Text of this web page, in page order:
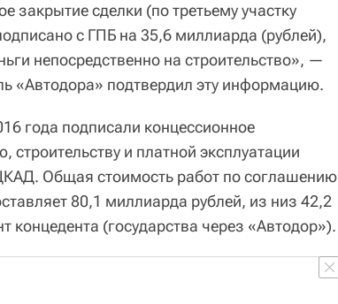
закрытие сделки (по третьему участку
с ГПБ на 35,6 миллиарда (рублей),
непосредственно на строительство», —
«Автодора» подтвердил эту информацию.
года подписали концессионное
и платной эксплуатации
Общая стоимость работ по соглашению
80,1 миллиарда рублей, из низ 42,2
(государства через «Автодор»).